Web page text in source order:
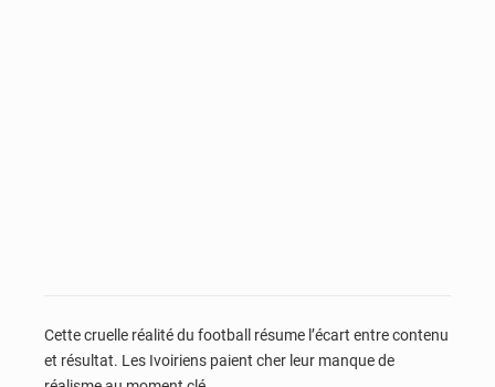
Cette cruelle réalité du football résume l’écart entre contenu
et résultat. Les Ivoiriens paient cher leur manque de